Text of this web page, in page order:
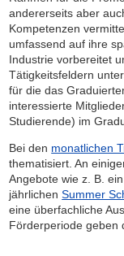
andererseits aber
Kompetenzen
umfassend auf ihre
Industrie vorbereitet
Tätigkeitsfeldern
für die das
interessierte
Studierende) im
Bei den monatlichen
thematisiert. An
Angebote wie z. B.
jährlichenSummer
eine überfachliche
Förderperiode geben